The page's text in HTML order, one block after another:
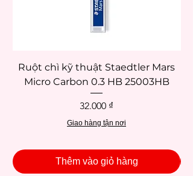
lượng cao phù hợp với nhiều chất liệu và
Ruột chì kỹ thuật Staedtler Mars
Micro Carbon 0.3 HB 25003HB
Giá
32.000 ₫
Giao hàng tận nơi
Thêm vào giỏ hàng